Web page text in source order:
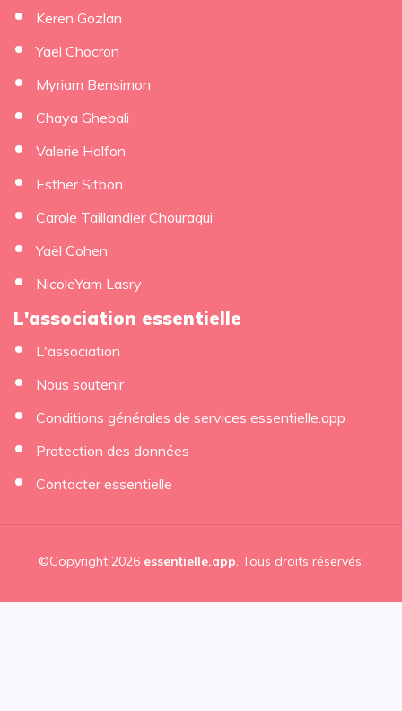
Keren Gozlan
Yael Chocron
Myriam Bensimon
Chaya Ghebali
Valerie Halfon
Esther Sitbon
Carole Taillandier Chouraqui
Yaël Cohen
NicoleYam Lasry
L'association essentielle
L'association
Nous soutenir
Conditions générales de services essentielle.app
Protection des données
Contacter essentielle
©Copyright 2026 essentielle.app, Tous droits réservés.